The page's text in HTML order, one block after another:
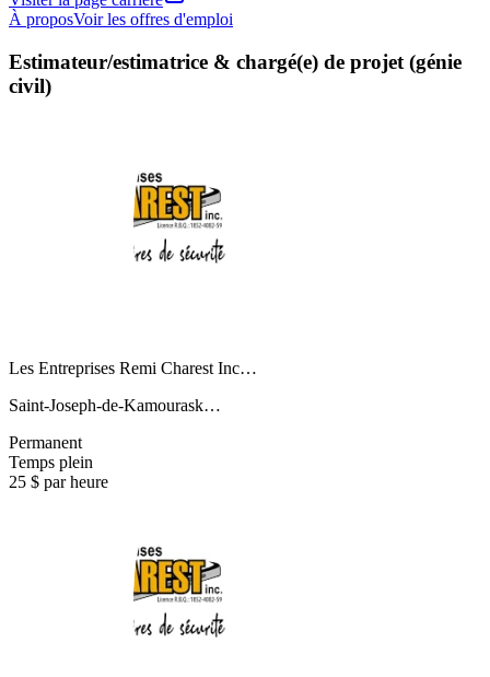
À proposVoir les offres d'emploi
Estimateur/estimatrice & chargé(e) de projet (génie
civil)
Les Entreprises Remi Charest Inc…
Saint-Joseph-de-Kamourask…
Permanent
Temps plein
25 $ par heure